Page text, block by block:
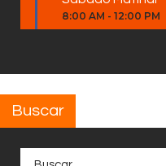
8:00 AM - 12:00 PM
Buscar